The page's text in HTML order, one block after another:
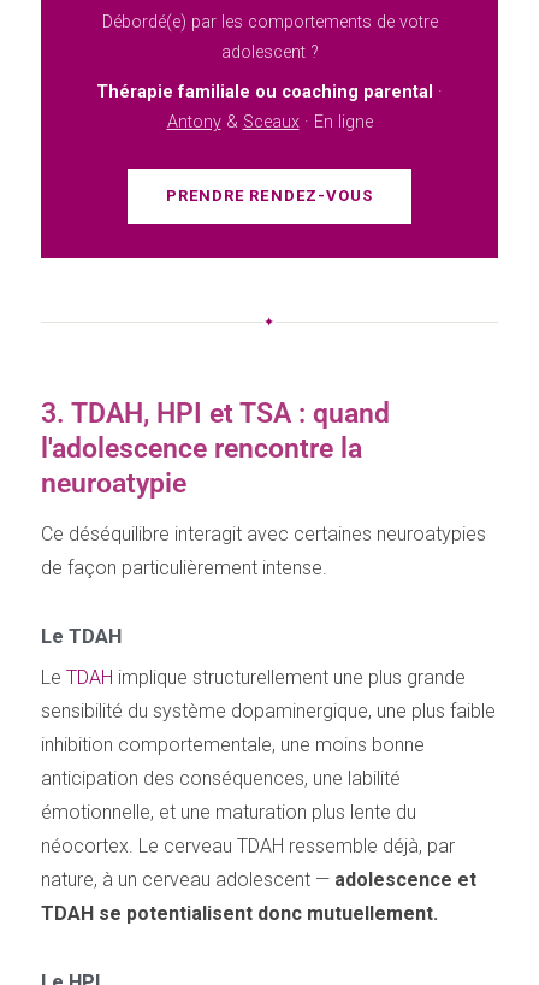
Débordé(e) par les comportements de votre
adolescent ?
Thérapie familiale ou coaching parental ·
Antony& Sceaux· En ligne
PRENDRE RENDEZ-VOUS
✦
3. TDAH, HPI et TSA : quand
l'adolescence rencontre la
neuroatypie
Ce déséquilibre interagit avec certaines neuroatypies
de façon particulièrement intense.
Le TDAH
Le TDAH implique structurellement une plus grande
sensibilité du système dopaminergique, une plus faible
inhibition comportementale, une moins bonne
anticipation des conséquences, une labilité
émotionnelle, et une maturation plus lente du
néocortex. Le cerveau TDAH ressemble déjà, par
nature, à un cerveau adolescent — adolescence et
TDAH se potentialisent donc mutuellement.